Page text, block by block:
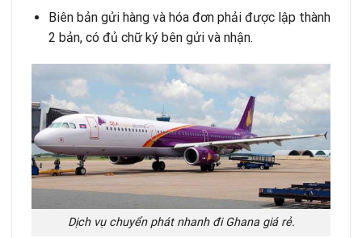
Biên bản gửi hàng và hóa đơn phải được lập thành
2 bản, có đủ chữ ký bên gửi và nhận.
Dịch vụ chuyển phát nhanh đi Ghana giá rẻ.